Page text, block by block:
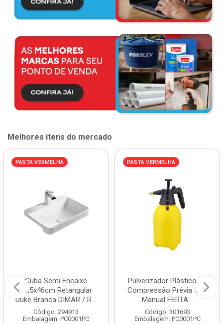
Melhores itens do mercado
PASTA VERMELHA
Cuba Semi Encaixe
58,5x46cm Retangular
Duke Branca DIMAR / R...
Código: 294913
Embalagem: PC0001PC
PASTA VERMELHA
Pulverizador Plástico de
Compressão Prévia 1,5L
Manual FERTA...
Código: 301693
Embalagem: PC0001PC